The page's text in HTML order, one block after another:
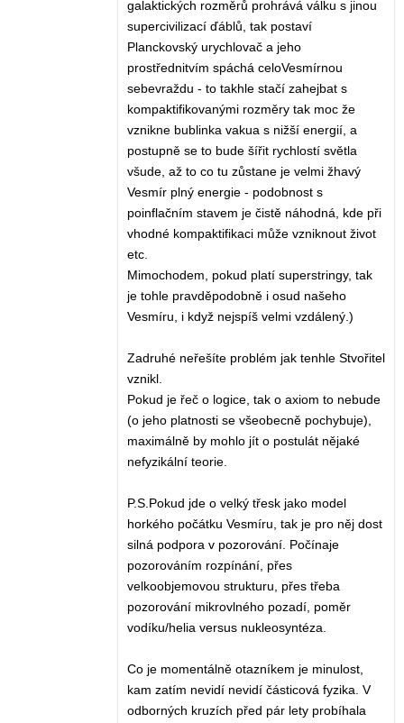
galaktických rozměrů prohrává válku s jinou
supercivilizací ďáblů, tak postaví
Planckovský urychlovač a jeho
prostřednitvím spáchá celoVesmírnou
sebevraždu - to takhle stačí zahejbat s
kompaktifikovanými rozměry tak moc že
vznikne bublinka vakua s nižší energií, a
postupně se to bude šířit rychlostí světla
všude, až to co tu zůstane je velmi žhavý
Vesmír plný energie - podobnost s
poinflačním stavem je čistě náhodná, kde při
vhodné kompaktifikaci může vzniknout život
etc.
Mimochodem, pokud platí superstringy, tak
je tohle pravděpodobně i osud našeho
Vesmíru, i když nejspíš velmi vzdálený.)
Zadruhé neřešíte problém jak tenhle Stvořitel
vznikl.
Pokud je řeč o logice, tak o axiom to nebude
(o jeho platnosti se všeobecně pochybuje),
maximálně by mohlo jít o postulát nějaké
nefyzikální teorie.
P.S.Pokud jde o velký třesk jako model
horkého počátku Vesmíru, tak je pro něj dost
silná podpora v pozorování. Počínaje
pozorováním rozpínání, přes
velkoobjemovou strukturu, přes třeba
pozorování mikrovlného pozadí, poměr
vodíku/helia versus nukleosyntéza.
Co je momentálně otazníkem je minulost,
kam zatím nevidí nevidí částicová fyzika. V
odborných kruzích před pár lety probíhala